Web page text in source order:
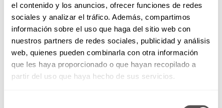
el contenido y los anuncios, ofrecer funciones de redes
sociales y analizar el tráfico. Además, compartimos
información sobre el uso que haga del sitio web con
nuestros partners de redes sociales, publicidad y análisis
web, quienes pueden combinarla con otra información
que les haya proporcionado o que hayan recopilado a
partir del uso que haya hecho de sus servicios.
El cerebro y las emociones de
los atletas Olímpicos
Vamos a entender la serie de
emociones, agobios y estrés que
viven los atletas de alto
rendimiento y por qué...